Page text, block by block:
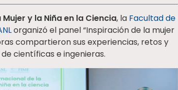
y la Niña en la Ciencia, la Facultad de
organizó el panel “Inspiración de la mujer
compartieron sus experiencias, retos y
científicas e ingenieras.